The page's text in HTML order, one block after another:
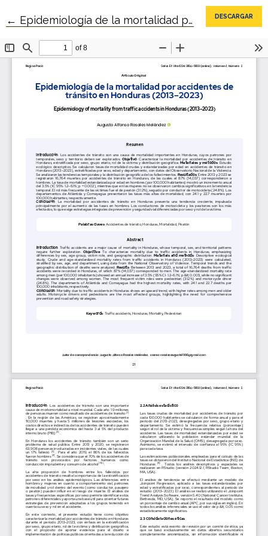
← Volver a los detalles del artículo
Epidemiología de la mortalidad por accidentes de tránsito en Honduras (2013–2023) DESCARGAR